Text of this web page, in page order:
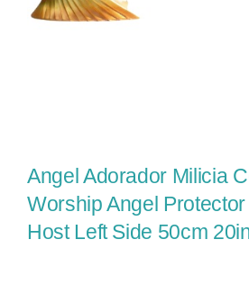
Angel Adorador Milicia
Worship Angel
Host Left Side 50cm